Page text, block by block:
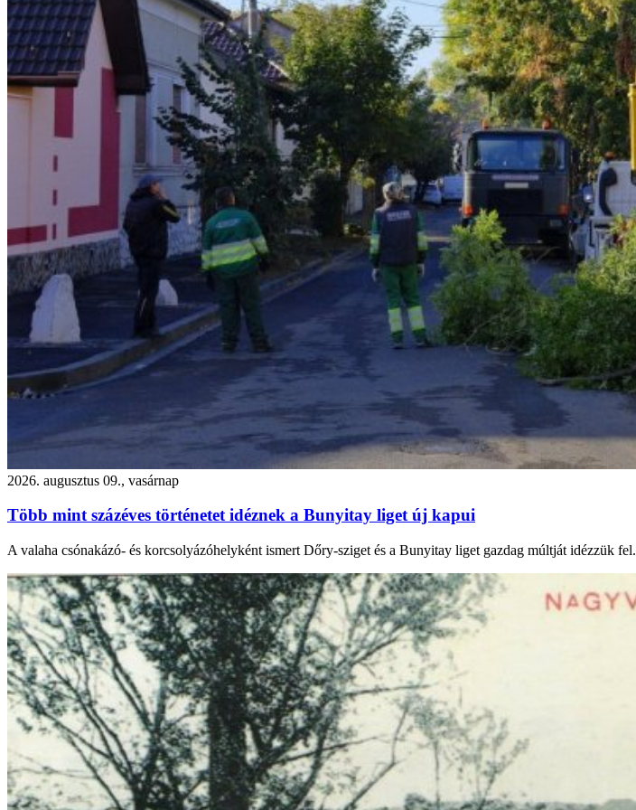
2026. augusztus 09., vasárnap
Több mint százéves történetet idéznek a Bunyitay liget új kapui
A valaha csónakázó- és korcsolyázóhelyként ismert Dőry-sziget és a Bunyitay liget gazdag múltját idézzük fel.